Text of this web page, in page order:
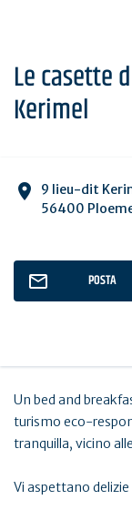
Le casette
Kerimel
9 lieu-dit
56400
POSTA
Un bed and
turismo eco-
tranquilla, vicino
Vi aspettano